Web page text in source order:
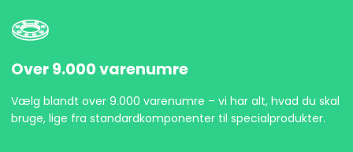
Over 9.000 varenumre
Vælg blandt over 9.000 varenumre – vi har alt, hvad du skal
bruge, lige fra standardkomponenter til specialprodukter.